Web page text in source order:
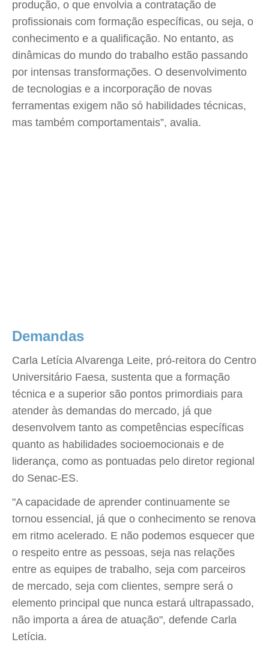
produção, o que envolvia a contratação de
profissionais com formação específicas, ou seja, o
conhecimento e a qualificação. No entanto, as
dinâmicas do mundo do trabalho estão passando
por intensas transformações. O desenvolvimento
de tecnologias e a incorporação de novas
ferramentas exigem não só habilidades técnicas,
mas também comportamentais”, avalia.
Demandas
Carla Letícia Alvarenga Leite, pró-reitora do Centro
Universitário Faesa, sustenta que a formação
técnica e a superior são pontos primordiais para
atender às demandas do mercado, já que
desenvolvem tanto as competências específicas
quanto as habilidades socioemocionais e de
liderança, como as pontuadas pelo diretor regional
do Senac-ES.
"A capacidade de aprender continuamente se
tornou essencial, já que o conhecimento se renova
em ritmo acelerado. E não podemos esquecer que
o respeito entre as pessoas, seja nas relações
entre as equipes de trabalho, seja com parceiros
de mercado, seja com clientes, sempre será o
elemento principal que nunca estará ultrapassado,
não importa a área de atuação", defende Carla
Letícia.